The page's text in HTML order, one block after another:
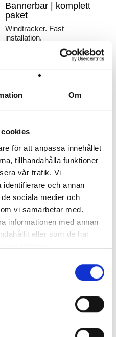
Om
för att anpassa innehållet
tillhandahålla funktioner
vår trafik. Vi
och annan
sociala medier och
vi samarbetar med.
informationen med annan
eller som de har
tjänster.
Bannerbar | komplett
paket
Windtracker. Fast
installation.
Köp
Bannerbar metall